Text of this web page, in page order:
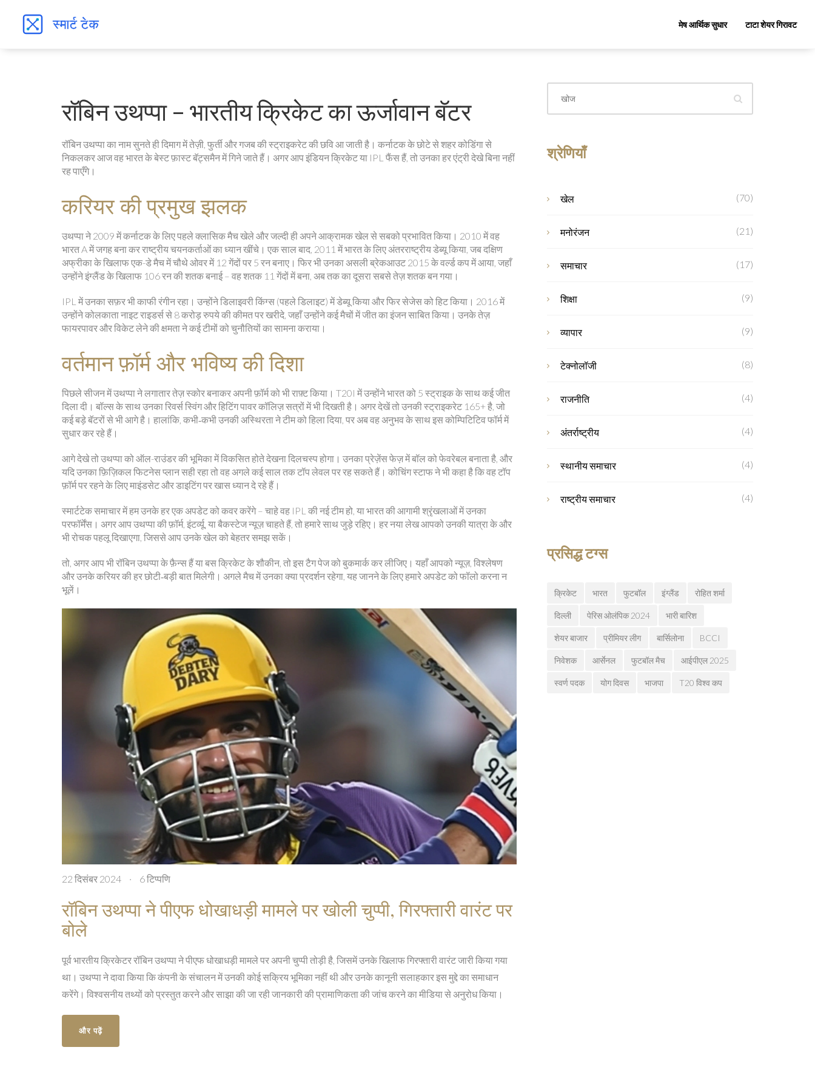
मेष आर्थिक सुधार टाटा शेयर गिरावट
रॉबिन उथप्पा – भारतीय क्रिकेट का ऊर्जावान बॅटर
रॉबिन उथप्पा का नाम सुनते ही दिमाग में तेज़ी, फुर्ती और गजब की स्ट्राइकरेट की छवि आ जाती है। कर्नाटक के छोटे से शहर कोडिंगा से
निकलकर आज वह भारत के बेस्ट फ़ास्ट बॅट्समैन में गिने जाते हैं। अगर आप इंडियन क्रिकेट या IPL फैंस हैं, तो उनका हर एंट्री देखे बिना नहीं
रह पाएँगे।
करियर की प्रमुख झलक
उथप्पा ने 2009 में कर्नाटक के लिए पहले क्लासिक मैच खेले और जल्दी ही अपने आक्रामक खेल से सबको प्रभावित किया। 2010 में वह
भारत A में जगह बना कर राष्ट्रीय चयनकर्ताओं का ध्यान खींचे। एक साल बाद, 2011 में भारत के लिए अंतरराष्ट्रीय डेब्यू किया, जब दक्षिण
अफ्रीका के खिलाफ एक-डे मैच में चौथे ओवर में 12 गेंदों पर 5 रन बनाए। फिर भी उनका असली ब्रेकआउट 2015 के वर्ल्ड कप में आया, जहाँ
उन्होंने इंग्लैंड के खिलाफ 106 रन की शतक बनाई – वह शतक 11 गेंदों में बना, अब तक का दूसरा सबसे तेज़ शतक बन गया।
IPL में उनका सफ़र भी काफी रंगीन रहा। उन्होंने डिलाइवरी किंग्स (पहले डिलाइट) में डेब्यू किया और फिर सेजेस को हिट किया। 2016 में
उन्होंने कोलकाता नाइट राइडर्स से 8 करोड़ रुपये की कीमत पर खरीदे, जहाँ उन्होंने कई मैचों में जीत का इंजन साबित किया। उनके तेज़
फायरपावर और विकेट लेने की क्षमता ने कई टीमों को चुनौतियों का सामना कराया।
वर्तमान फ़ॉर्म और भविष्य की दिशा
पिछले सीजन में उथप्पा ने लगातार तेज़ स्कोर बनाकर अपनी फ़ॉर्म को भी राफ़्ट किया। T20I में उन्होंने भारत को 5 स्ट्राइक के साथ कई जीत
दिला दी। बॉल्स के साथ उनका रिवर्स स्विंग और हिटिंग पावर कॉलिज़ सत्रों में भी दिखती है। अगर देखें तो उनकी स्ट्राइकरेट 165+ है, जो
कई बड़े बॅटरों से भी आगे है। हालांकि, कभी‑कभी उनकी अस्थिरता ने टीम को हिला दिया, पर अब वह अनुभव के साथ इस कोम्पिटिटिव फॉर्म में
सुधार कर रहे हैं।
आगे देखे तो उथप्पा को ऑल-राउंडर की भूमिका में विकसित होते देखना दिलचस्प होगा। उनका प्रेज़ेंस फेज़ में बॉल को फेवरेबल बनाता है, और
यदि उनका फ़िज़िकल फिटनेस प्लान सही रहा तो वह अगले कई साल तक टॉप लेवल पर रह सकते हैं। कोचिंग स्टाफ ने भी कहा है कि वह टॉप
फ़ॉर्म पर रहने के लिए माइंडसेट और डाइटिंग पर खास ध्यान दे रहे हैं।
स्मार्टटेक समाचार में हम उनके हर एक अपडेट को कवर करेंगे – चाहे वह IPL की नई टीम हो, या भारत की आगामी श्रृंखलाओं में उनका
परफॉर्मेंस। अगर आप उथप्पा की फ़ॉर्म, इंटर्व्यू, या बैकस्टेज न्यूज़ चाहते हैं, तो हमारे साथ जुड़े रहिए। हर नया लेख आपको उनकी यात्रा के और
भी रोचक पहलू दिखाएगा, जिससे आप उनके खेल को बेहतर समझ सकें।
तो, अगर आप भी रॉबिन उथप्पा के फ़ैन्स हैं या बस क्रिकेट के शौकीन, तो इस टैग पेज को बुकमार्क कर लीजिए। यहाँ आपको न्यूज़, विश्लेषण
और उनके करियर की हर छोटी‑बड़ी बात मिलेगी। अगले मैच में उनका क्या प्रदर्शन रहेगा, यह जानने के लिए हमारे अपडेट को फॉलो करना न
भूलें।
22 दिसंबर 2024 · 6 टिप्पणि
रॉबिन उथप्पा ने पीएफ धोखाधड़ी मामले पर खोली चुप्पी, गिरफ्तारी वारंट पर
बोले
पूर्व भारतीय क्रिकेटर रॉबिन उथप्पा ने पीएफ धोखाधड़ी मामले पर अपनी चुप्पी तोड़ी है, जिसमें उनके खिलाफ गिरफ्तारी वारंट जारी किया गया
था। उथप्पा ने दावा किया कि कंपनी के संचालन में उनकी कोई सक्रिय भूमिका नहीं थी और उनके कानूनी सलाहकार इस मुद्दे का समाधान
करेंगे। विश्वसनीय तथ्यों को प्रस्तुत करने और साझा की जा रही जानकारी की प्रामाणिकता की जांच करने का मीडिया से अनुरोध किया।
और पढ़ें
श्रेणियाँ
खेल (70)
मनोरंजन (21)
समाचार (17)
शिक्षा (9)
व्यापार (9)
टेक्नोलॉजी (8)
राजनीति (4)
अंतर्राष्ट्रीय (4)
स्थानीय समाचार (4)
राष्ट्रीय समाचार (4)
प्रसिद्ध टग्स
क्रिकेट भारत फुटबॉल इंग्लैंड रोहित शर्मा
दिल्ली पेरिस ओलंपिक 2024 भारी बारिश
शेयर बाजार प्रीमियर लीग बार्सिलोना BCCI
निवेशक आर्सेनल फुटबॉल मैच आईपीएल 2025
स्वर्ण पदक योग दिवस भाजपा T20 विश्व कप